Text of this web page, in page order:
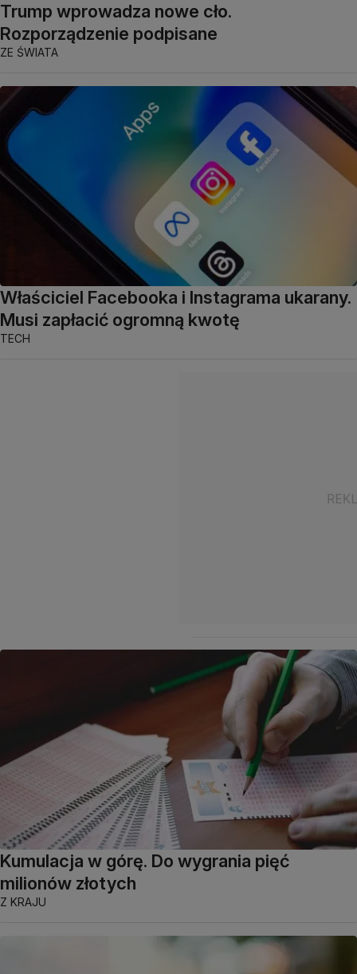
Trump wprowadza nowe cło.
Rozporządzenie podpisane
ZE ŚWIATA
Właściciel Facebooka i Instagrama ukarany.
Musi zapłacić ogromną kwotę
TECH
Kumulacja w górę. Do wygrania pięć
milionów złotych
Z KRAJU